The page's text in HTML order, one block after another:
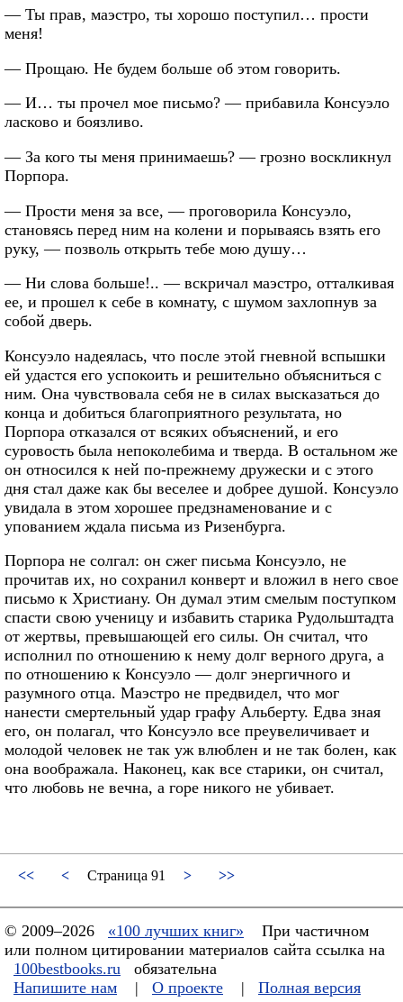
— Ты прав, маэстро, ты хорошо поступил… прости
меня!
— Прощаю. Не будем больше об этом говорить.
— И… ты прочел мое письмо? — прибавила Консуэло
ласково и боязливо.
— За кого ты меня принимаешь? — грозно воскликнул
Порпора.
— Прости меня за все, — проговорила Консуэло,
становясь перед ним на колени и порываясь взять его
руку, — позволь открыть тебе мою душу…
— Ни слова больше!.. — вскричал маэстро, отталкивая
ее, и прошел к себе в комнату, с шумом захлопнув за
собой дверь.
Консуэло надеялась, что после этой гневной вспышки
ей удастся его успокоить и решительно объясниться с
ним. Она чувствовала себя не в силах высказаться до
конца и добиться благоприятного результата, но
Порпора отказался от всяких объяснений, и его
суровость была непоколебима и тверда. В остальном же
он относился к ней по-прежнему дружески и с этого
дня стал даже как бы веселее и добрее душой. Консуэло
увидала в этом хорошее предзнаменование и с
упованием ждала письма из Ризенбурга.
Порпора не солгал: он сжег письма Консуэло, не
прочитав их, но сохранил конверт и вложил в него свое
письмо к Христиану. Он думал этим смелым поступком
спасти свою ученицу и избавить старика Рудольштадта
от жертвы, превышающей его силы. Он считал, что
исполнил по отношению к нему долг верного друга, а
по отношению к Консуэло — долг энергичного и
разумного отца. Маэстро не предвидел, что мог
нанести смертельный удар графу Альберту. Едва зная
его, он полагал, что Консуэло все преувеличивает и
молодой человек не так уж влюблен и не так болен, как
она воображала. Наконец, как все старики, он считал,
что любовь не вечна, а горе никого не убивает.
<< < Страница 91 > >>
© 2009–2026 «100 лучших книг»
При частичном
или полном цитировании материалов сайта ссылка на
100bestbooks.ru
обязательна
Напишите нам
| О проекте | Полная версия